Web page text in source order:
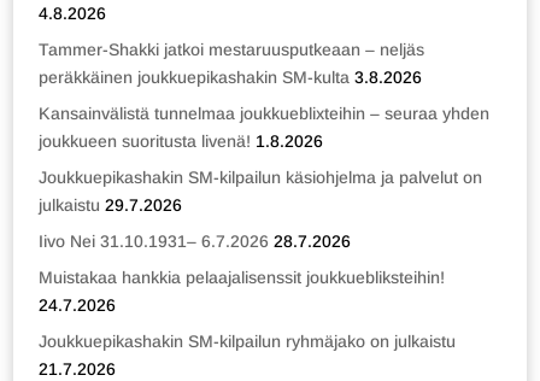
4.8.2026
Tammer-Shakki jatkoi mestaruusputkeaan – neljäs
peräkkäinen joukkuepikashakin SM-kulta 3.8.2026
Kansainvälistä tunnelmaa joukkueblixteihin – seuraa yhden
joukkueen suoritusta livenä! 1.8.2026
Joukkuepikashakin SM-kilpailun käsiohjelma ja palvelut on
julkaistu 29.7.2026
Iivo Nei 31.10.1931– 6.7.2026 28.7.2026
Muistakaa hankkia pelaajalisenssit joukkuebliksteihin!
24.7.2026
Joukkuepikashakin SM-kilpailun ryhmäjako on julkaistu
21.7.2026